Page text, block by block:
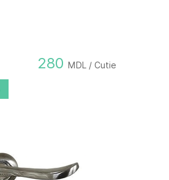
280 MDL / Cutie